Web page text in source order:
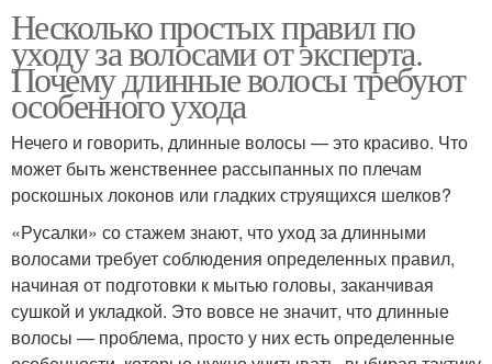
Несколько простых правил по
уходу за волосами от эксперта.
Почему длинные волосы требуют
особенного ухода
Нечего и говорить, длинные волосы — это красиво. Что
может быть женственнее рассыпанных по плечам
роскошных локонов или гладких струящихся шелков?
«Русалки» со стажем знают, что уход за длинными
волосами требует соблюдения определенных правил,
начиная от подготовки к мытью головы, заканчивая
сушкой и укладкой. Это вовсе не значит, что длинные
волосы — проблема, просто у них есть определенные